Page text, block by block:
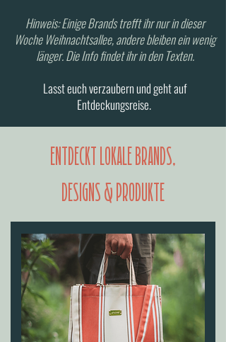
Hinweis: Einige Brands trefft ihr nur in dieser
Woche Weihnachtsallee, andere bleiben ein wenig
länger. Die Info findet ihr in den Texten.
Lasst euch verzaubern und geht auf
Entdeckungsreise. ​
ENtDeCKT LOKALE BRANDS,
DESIGNS & PRODUKTE